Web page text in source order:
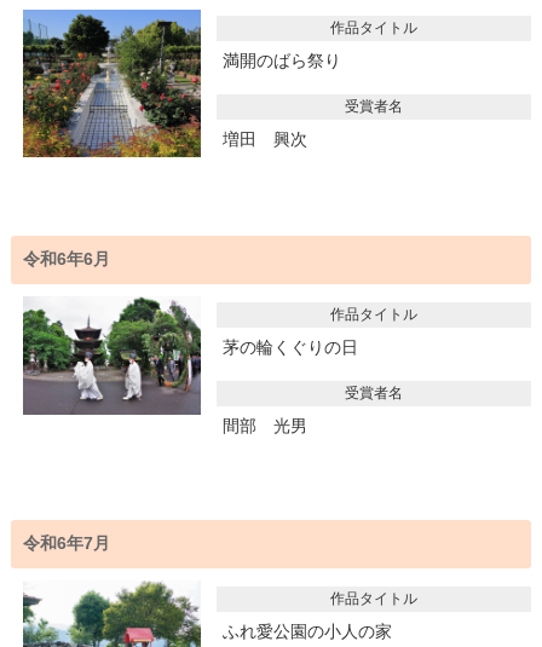
作品タイトル
満開のばら祭り
受賞者名
増田 興次
令和6年6月
作品タイトル
茅の輪くぐりの日
受賞者名
間部 光男
令和6年7月
作品タイトル
ふれ愛公園の小人の家